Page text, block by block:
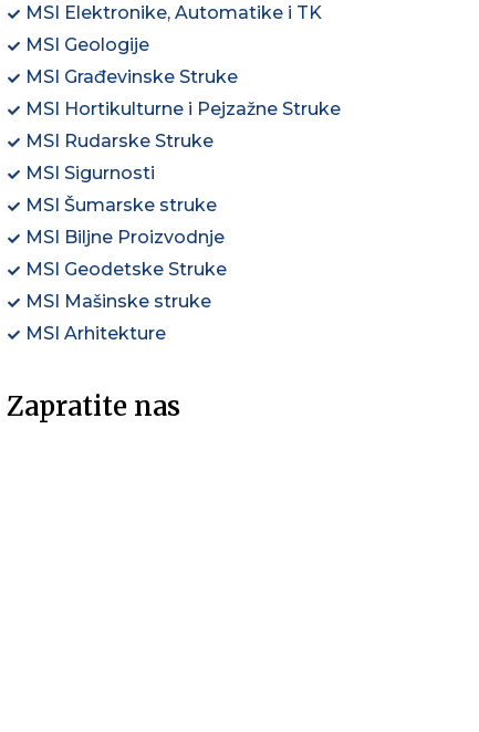
MSI Elektronike, Automatike i TK
MSI Geologije
MSI Građevinske Struke
MSI Hortikulturne i Pejzažne Struke
MSI Rudarske Struke
MSI Sigurnosti
MSI Šumarske struke
MSI Biljne Proizvodnje
MSI Geodetske Struke
MSI Mašinske struke
MSI Arhitekture
Zapratite nas